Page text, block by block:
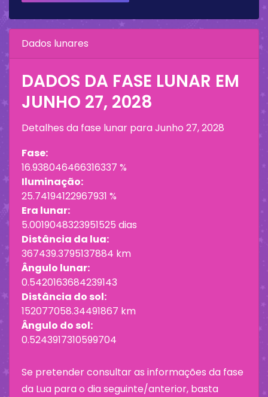
Dados lunares
DADOS DA FASE LUNAR EM
JUNHO 27, 2028
Detalhes da fase lunar paraJunho 27, 2028
Fase:
16.938046466316337 %
Iluminação:
25.74194122967931 %
Era lunar:
5.0019048323951525 dias
Distância da lua:
367439.3795137884 km
Ângulo lunar:
0.5420163684239143
Distância do sol:
152077058.34491867 km
Ângulo do sol:
0.5243917310599704
Se pretender consultar as informações da fase
da Lua para o dia seguinte/anterior, basta